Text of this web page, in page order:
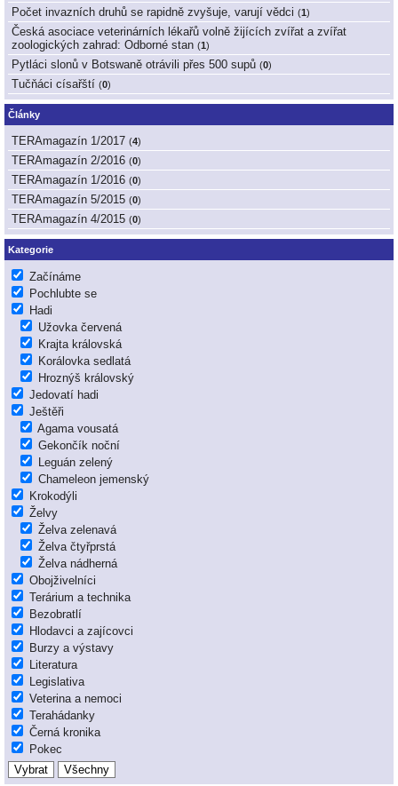
Počet invazních druhů se rapidně zvyšuje, varují vědci (1)
Česká asociace veterinárních lékařů volně žijících zvířat a zvířat
zoologických zahrad: Odborné stan (1)
Pytláci slonů v Botswaně otrávili přes 500 supů (0)
Tučňáci císařští (0)
Články
TERAmagazín 1/2017 (4)
TERAmagazín 2/2016 (0)
TERAmagazín 1/2016 (0)
TERAmagazín 5/2015 (0)
TERAmagazín 4/2015 (0)
Kategorie
Začínáme
Pochlubte se
Hadi
Užovka červená
Krajta královská
Korálovka sedlatá
Hroznýš královský
Jedovatí hadi
Ještěři
Agama vousatá
Gekončík noční
Leguán zelený
Chameleon jemenský
Krokodýli
Želvy
Želva zelenavá
Želva čtyřprstá
Želva nádherná
Obojživelníci
Terárium a technika
Bezobratlí
Hlodavci a zajícovci
Burzy a výstavy
Literatura
Legislativa
Veterina a nemoci
Terahádanky
Černá kronika
Pokec